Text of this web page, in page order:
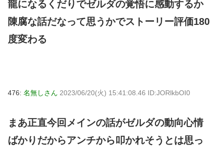
龍になるくだりでゼルダの覚悟に感動するか
陳腐な話だなって思うかでストーリー評価180
度変わる
476: 名無しさん 2023/06/20(火) 15:41:08.46 ID:JORlkbOI0
まあ正直今回メインの話がゼルダの動向心情
ばかりだからアンチから叩かれそうとは思っ